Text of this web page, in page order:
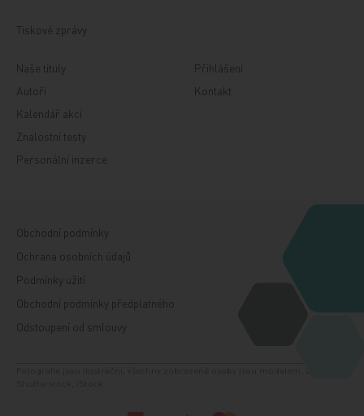
Tiskové zprávy
Naše tituly
Autoři
Kalendář akcí
Znalostní testy
Personální inzerce
Přihlášení
Kontakt
Obchodní podmínky
Ochrana osobních údajů
Podmínky užití
Obchodní podmínky předplatného
Odstoupení od smlouvy